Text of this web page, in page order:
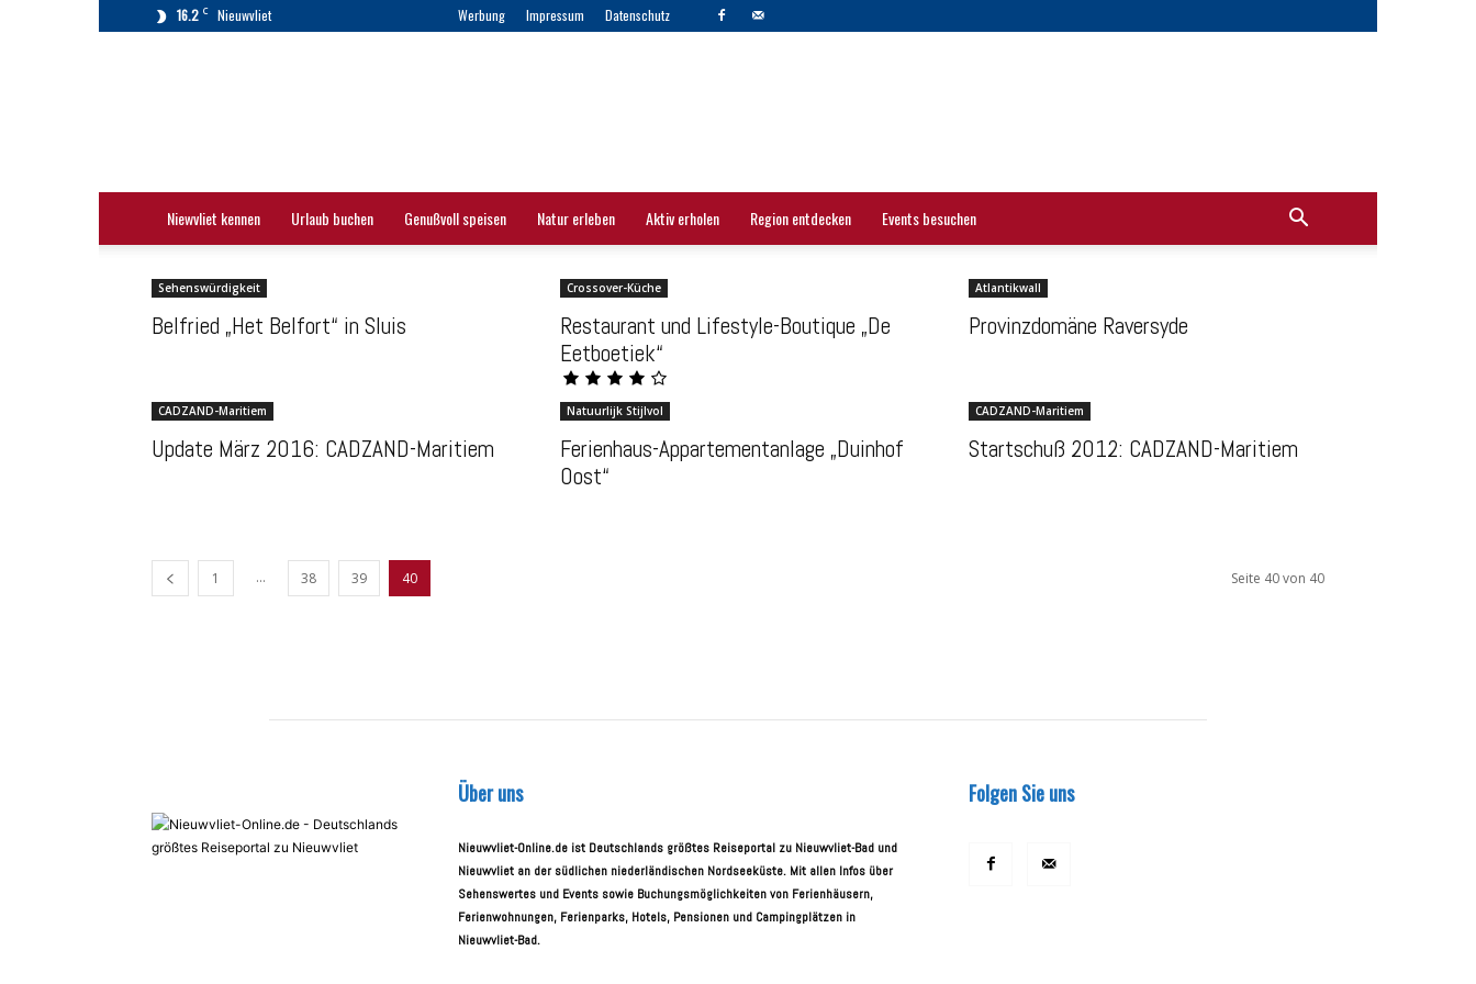
16.2 C Nieuwvliet Werbung Impressum Datenschutz
Niewvliet kennen Urlaub buchen Genußvoll speisen Natur erleben Aktiv erholen Region entdecken Events besuchen
Sehenswürdigkeit
Belfried „Het Belfort“ in Sluis
Crossover-Küche
Restaurant und Lifestyle-Boutique „De
Eetboetiek“
Atlantikwall
Provinzdomäne Raversyde
CADZAND-Maritiem
Update März 2016: CADZAND-Maritiem
Natuurlijk Stijlvol
Ferienhaus-Appartementanlage „Duinhof
Oost“
CADZAND-Maritiem
Startschuß 2012: CADZAND-Maritiem
1 ... 38 39 40 Seite 40 von 40
Über uns
Nieuwvliet-Online.de ist Deutschlands größtes Reiseportal zu Nieuwvliet-Bad und
Nieuwvliet an der südlichen niederländischen Nordseeküste. Mit allen Infos über
Sehenswertes und Events sowie Buchungsmöglichkeiten von Ferienhäusern,
Ferienwohnungen, Ferienparks, Hotels, Pensionen und Campingplätzen in
Nieuwvliet-Bad.
Folgen Sie uns